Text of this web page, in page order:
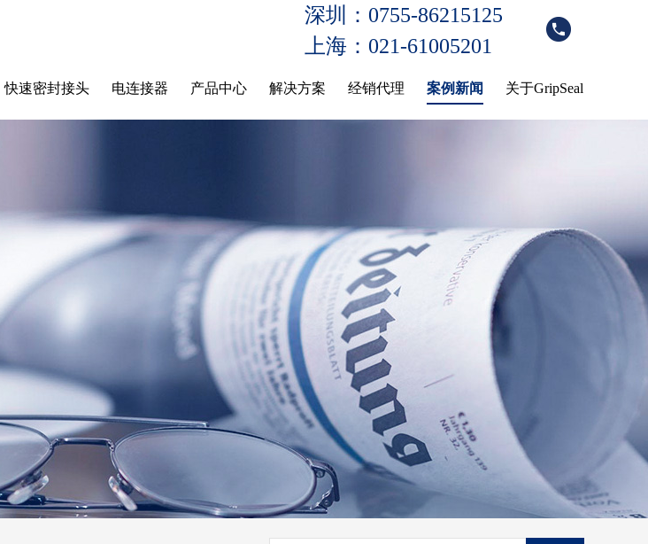
深圳：0755-86215125
上海：021-61005201
快速密封接头 电连接器 产品中心 解决方案 经销代理 案例新闻 关于GripSeal